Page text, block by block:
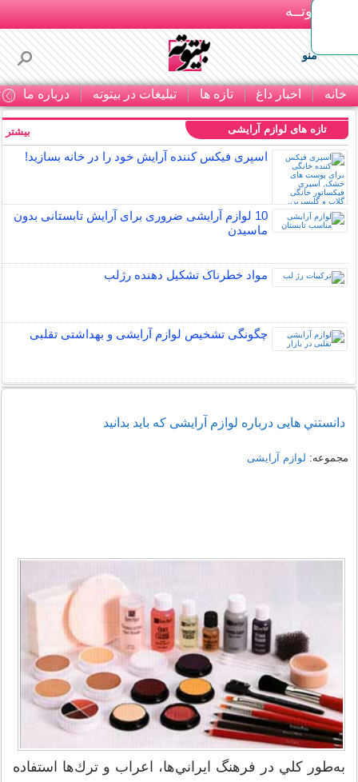
بـیتوتــه
منو
خانه اخبار داغ تازه ها تبلیغات در بیتوته درباره ما
تازه های لوازم آرایشی
اسپری فیکس کننده آرایش خود را در خانه بسازید!
10 لوازم آرایشی ضروری برای آرایش تابستانی بدون
ماسیدن
مواد خطرناک تشکیل دهنده رژلب
چگونگی تشخیص لوازم آرایشی و بهداشتی تقلبی
بیشتر
دانستني هایی درباره لوازم آرايشی که باید بدانید
مجموعه: لوازم آرایشی
به‌طور كلي در فرهنگ ايراني‌ها، اعراب و ترك‌ها استفاده